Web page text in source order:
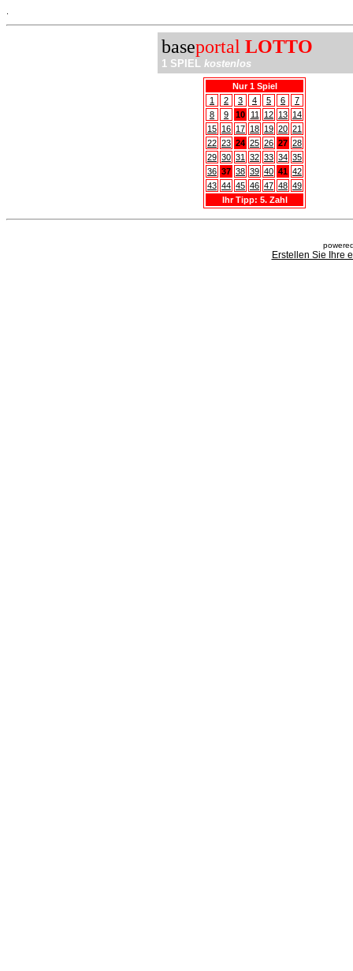
baseportal LOTTO
1 SPIEL kostenlos
Nur 1 Spiel
1
2 3 4 5 6
7
8
9 10 11 12 13 14
15 16 17 18 19 20 21
22 23 24 25 26 27 28
29 30 31 32 33 34 35
36 37 38 39 40 41 42
43 44 45 46 47 48 49
Ihr Tipp: 5. Zahl
Erstellen Sie Ihre